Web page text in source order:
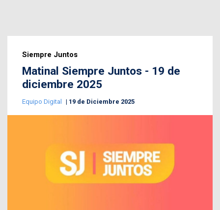
Siempre Juntos
Matinal Siempre Juntos - 19 de
diciembre 2025
Equipo Digital 19 de Diciembre 2025